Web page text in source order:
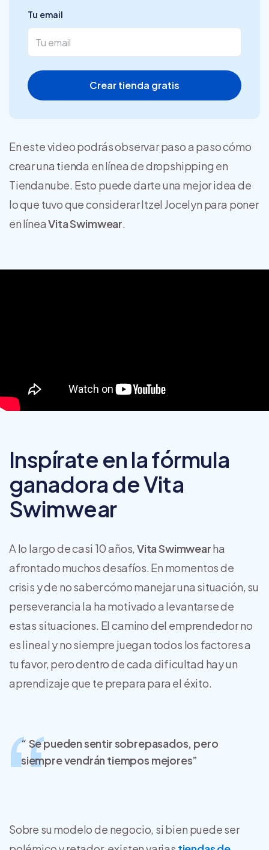
Tu email
Crear tienda gratis
En este video podrás observar paso a paso cómo
crear una tienda en línea de dropshipping en
Tiendanube. Esto puede darte una mejor idea de
lo que tuvo que considerar Itzel Jocelyn para poner
en líneaVita Swimwear.
Inspírate en la fórmula
ganadora de Vita
Swimwear
A lo largo de casi 10 años, Vita Swimwearha
afrontado muchos desafíos. En momentos de
crisis y de no saber cómo manejar una situación, su
perseverancia la ha motivado a levantarse de
estas situaciones. El camino del emprendedor no
es lineal y no siempre juegan todos los factores a
tu favor, pero dentro de cada dificultad hay un
aprendizaje que te prepara para el éxito.
“ Se pueden sentir sobrepasados, pero
siempre vendrán tiempos mejores”
Sobre su modelo de negocio, si bien puede ser